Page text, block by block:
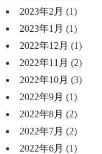
2023年2月 (1)
2023年1月 (1)
2022年12月 (1)
2022年11月 (2)
2022年10月 (3)
2022年9月 (1)
2022年8月 (2)
2022年7月 (2)
2022年6月 (1)